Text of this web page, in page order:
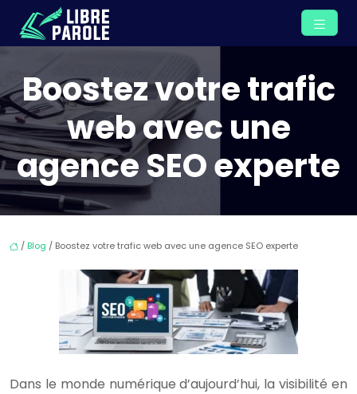
Boostez votre trafic
web avec une
agence SEO experte
/ Blog / Boostez votre trafic web avec une agence SEO experte
Dans le monde numérique d’aujourd’hui, la visibilité en